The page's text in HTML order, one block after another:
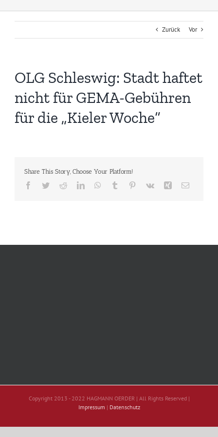
Zurück Vor
OLG Schleswig: Stadt haftet
nicht für GEMA-Gebühren
für die „Kieler Woche“
Share This Story, Choose Your Platform!
Facebook
TwitterRedditLinkedInWhatsApp
Tumblr Pinterest
Vk Xing E-
Copyright 2013 - 2022 HAGMANN OERDER | All Rights Reserved |
Impressum | Datenschutz